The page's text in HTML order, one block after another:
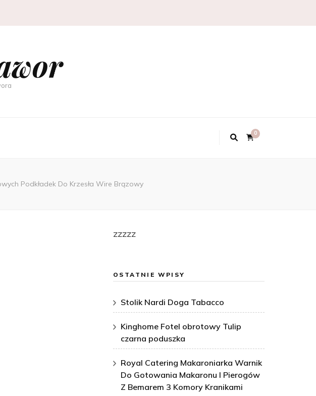
0
Podkładek Do Krzesła Wire Brązowy
zzzzz
OSTATNIE WPISY
Stolik Nardi Doga Tabacco
Kinghome Fotel obrotowy Tulip
czarna poduszka
Royal Catering Makaroniarka Warnik
Do Gotowania Makaronu I Pierogów
Z Bemarem 3 Komory Kranikami